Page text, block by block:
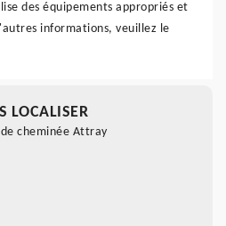
des équipements appropriés et
informations, veuillez le
LOCALISER
cheminée Attray